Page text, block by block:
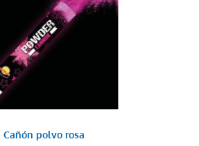
Cañón polvo rosa